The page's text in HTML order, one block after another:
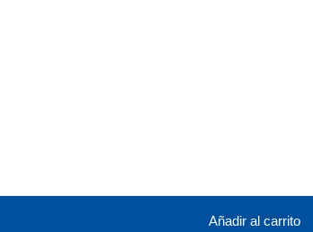
Añadir al carrito